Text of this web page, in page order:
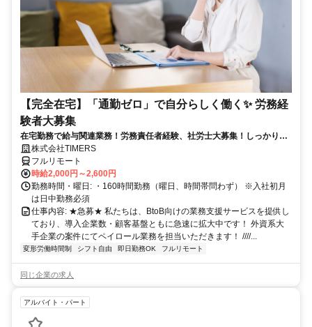
【完全在宅】「通勤ゼロ」で自分らしく働く✨ 労務経
験者大募集
在宅勤務で給与関連業務！労務責任者経験、社労士大募集！しっかり稼
ぎたい方、注目！
株式会社TIMERS
フルリモート
時給2,000円～2,600円
勤務時間・曜日: ・160時間勤務（曜日、時間帯問わず） ※入社初月
は日中勤務必須
仕事内容: ★急募★ 私たちは、BtoB向けの業務支援サービスを提供し
ており、導入企業数・顧客基盤ともに急速に拡大中です！ 外資系大
手企業の案件にてペイロール業務を担当いただきます！ ////...
変形労働時間制 シフト自由 即日勤務OK フルリモート
同じ企業の求人
アルバイト・パート